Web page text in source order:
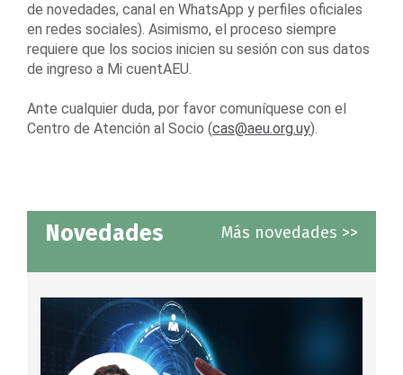
de novedades, canal en WhatsApp y perfiles oficiales
en redes sociales). Asimismo, el proceso siempre
requiere que los socios inicien su sesión con sus datos
de ingreso a Mi cuentAEU.
Ante cualquier duda, por favor comuníquese con el
Centro de Atención al Socio (cas@aeu.org.uy).
Novedades Más novedades >>